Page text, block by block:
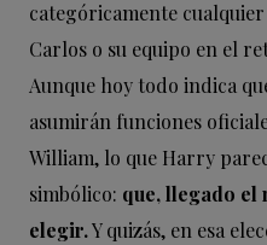
categóricamente
Carlos o su equipo en el
Aunque hoy todo indica
asumirán funciones
William, lo que Harry
simbólico: que, llegado el
elegir.Y quizás, en esa